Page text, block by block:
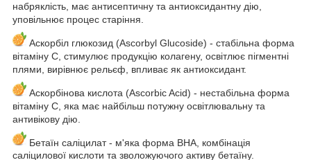
набряклість, має антисептичну та антиоксидантну дію,
уповільнює процес старіння.
Аскорбіл глюкозид (Ascorbyl Glucoside) - стабільна форма
вітаміну С, стимулює продукцію колагену, освітлює пігментні
плями, вирівнює рельєф, впливає як антиоксидант.
Аскорбінова кислота (Ascorbic Acid) - нестабільна форма
вітаміну C, яка має найбільш потужну освітлювальну та
антивікову дію.
Бетаїн саліцилат - м'яка форма BHA, комбінація
саліцилової кислоти та зволожуючого активу бетаїну.